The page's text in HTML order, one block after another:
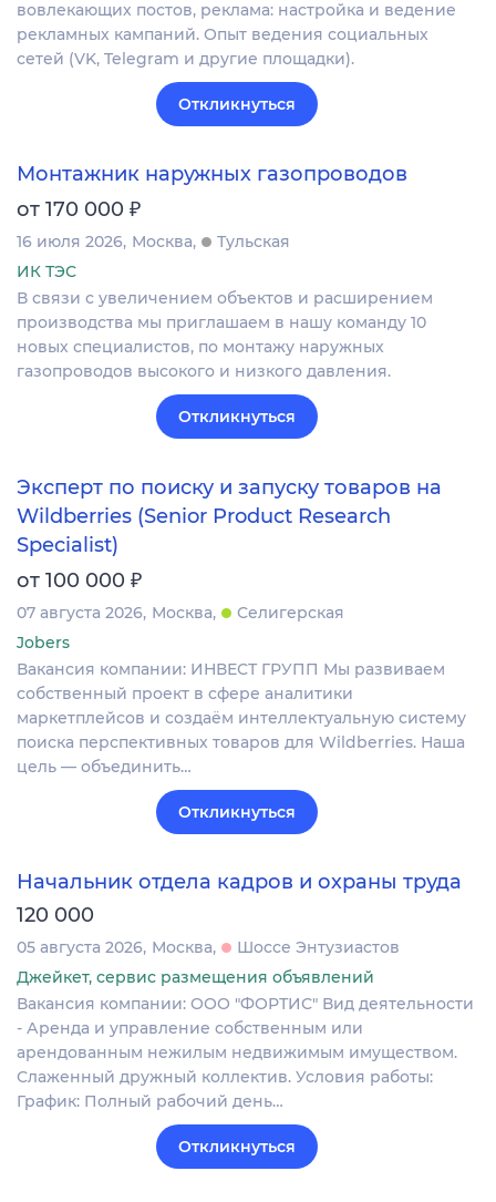
вовлекающих постов, реклама: настройка и ведение
рекламных кампаний. Опыт ведения социальных
сетей (VK, Telegram и другие площадки).
Откликнуться
Монтажник наружных газопроводов
от 170 000 ₽
16 июля 2026 Москва
Тульская
ИК ТЭС
В связи с увеличением объектов и расширением
производства мы приглашаем в нашу команду 10
новых специалистов, по монтажу наружных
газопроводов высокого и низкого давления.
Откликнуться
Эксперт по поиску и запуску товаров на
Wildberries (Senior Product Research
Specialist)
от 100 000 ₽
07 августа 2026 Москва
Селигерская
Jobers
Вакансия компании: ИНВЕСТ ГРУПП Мы развиваем
собственный проект в сфере аналитики
маркетплейсов и создаём интеллектуальную систему
поиска перспективных товаров для Wildberries. Наша
цель — объединить…
Откликнуться
Начальник отдела кадров и охраны труда
120 000
05 августа 2026 Москва
Шоссе Энтузиастов
Джейкет, сервис размещения объявлений
Вакансия компании: ООО "ФОРТИС" Вид деятельности
- Аренда и управление собственным или
арендованным нежилым недвижимым имуществом.
Слаженный дружный коллектив. Условия работы:
График: Полный рабочий день…
Откликнуться